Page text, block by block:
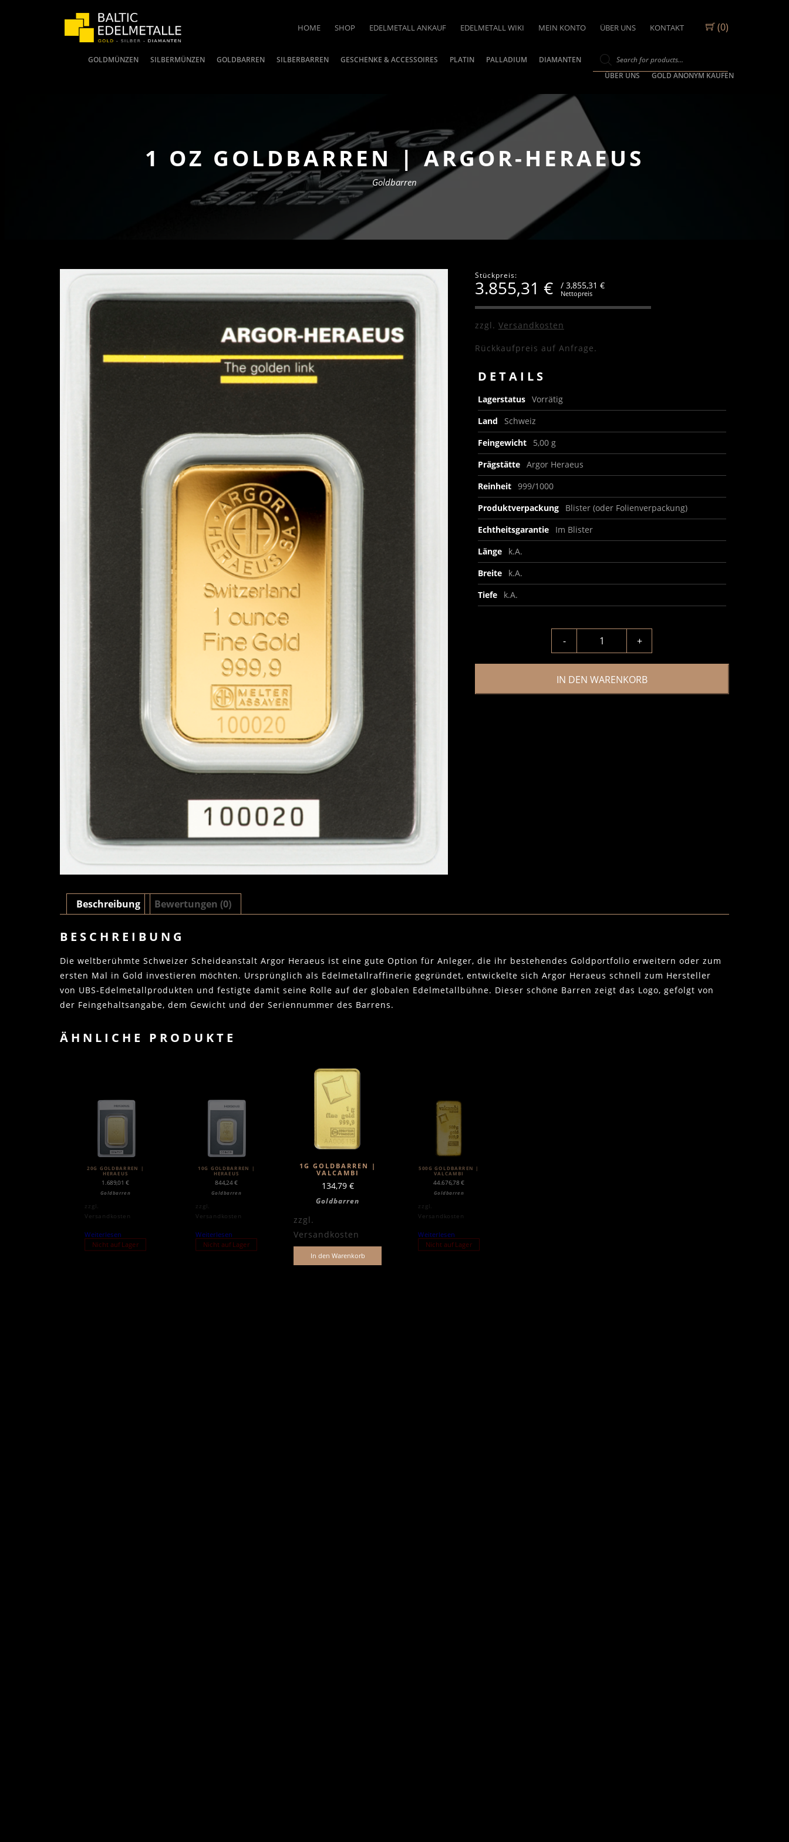
(0)
HOME SHOP EDELMETALL ANKAUF EDELMETALL WIKI MEIN KONTO ÜBER UNS KONTAKT
GOLDMÜNZEN SILBERMÜNZEN GOLDBARREN SILBERBARREN GESCHENKE & ACCESSOIRES PLATIN PALLADIUM
DIAMANTEN
ÜBER UNS
GOLD ANONYM KAUFEN
1 OZ GOLDBARREN | ARGOR-HERAEUS
Goldbarren
Stückpreis:
3.855,31 € / 3,855,31 €
Nettopreis
zzgl. Versandkosten
Rückkaufpreis auf Anfrage.
DETAILS
Lagerstatus Vorrätig
Land
Schweiz
Feingewicht
5,00 g
Prägstätte Argor Heraeus
Reinheit 999/1000
Produktverpackung
Blister (oder Folienverpackung)
Echtheitsgarantie
Im Blister
Länge
k.A.
Breite
k.A.
Tiefe
k.A.
- +
IN DEN WARENKORB
Beschreibung Bewertungen (0)
BESCHREIBUNG
Die weltberühmte Schweizer Scheideanstalt Argor Heraeus ist eine gute Option für Anleger, die ihr bestehendes Goldportfolio erweitern oder zum
ersten Mal in Gold investieren möchten. Ursprünglich als Edelmetallraffinerie gegründet, entwickelte sich Argor Heraeus schnell zum Hersteller
von UBS-Edelmetallprodukten und festigte damit seine Rolle auf der globalen Edelmetallbühne. Dieser schöne Barren zeigt das Logo, gefolgt von
der Feingehaltsangabe, dem Gewicht und der Seriennummer des Barrens.
ÄHNLICHE PRODUKTE
20G GOLDBARREN |
HERAEUS
1.689,01€
Goldbarren
zzgl.
Versandkosten
Weiterlesen
Nicht auf Lager
10G GOLDBARREN |
HERAEUS
844,24€
Goldbarren
zzgl.
Versandkosten
Weiterlesen
Nicht auf Lager
1G GOLDBARREN |
VALCAMBI
134,79 €
Goldbarren
zzgl.
Versandkosten
In den Warenkorb
500G GOLDBARREN |
VALCAMBI
44.676,78 €
Goldbarren
zzgl.
Versandkosten
Weiterlesen
Nicht auf Lager